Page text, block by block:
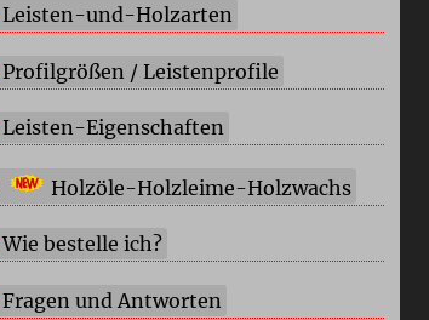
Leisten-und-Holzarten
Profilgrößen / Leistenprofile
Leisten-Eigenschaften
Holzöle-Holzleime-Holzwachs
Wie bestelle ich?
Fragen und Antworten